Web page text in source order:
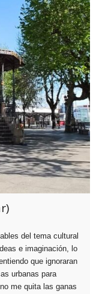
del tema cultural
e imaginación, lo
que ignoraran
urbanas para
me quita las ganas